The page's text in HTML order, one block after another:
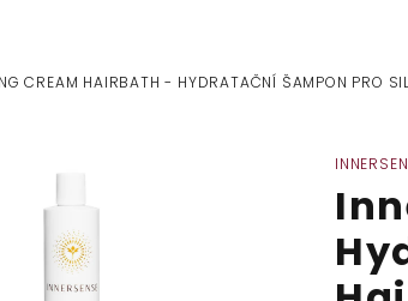
CREAM HAIRBATH - HYDRATAČNÍ ŠAMPON PRO